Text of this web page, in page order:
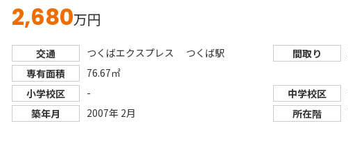
2,680万円
交通 つくばエクスプレス つくば駅 間取り
専有面積
76.67㎡
小学校区
- 中学校区
築年月
2007年 2月 所在階